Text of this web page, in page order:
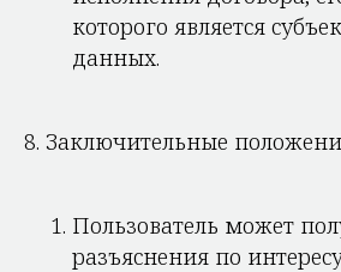
которого является
данных.
8. Заключительные
Пользователь может
разъяснения по